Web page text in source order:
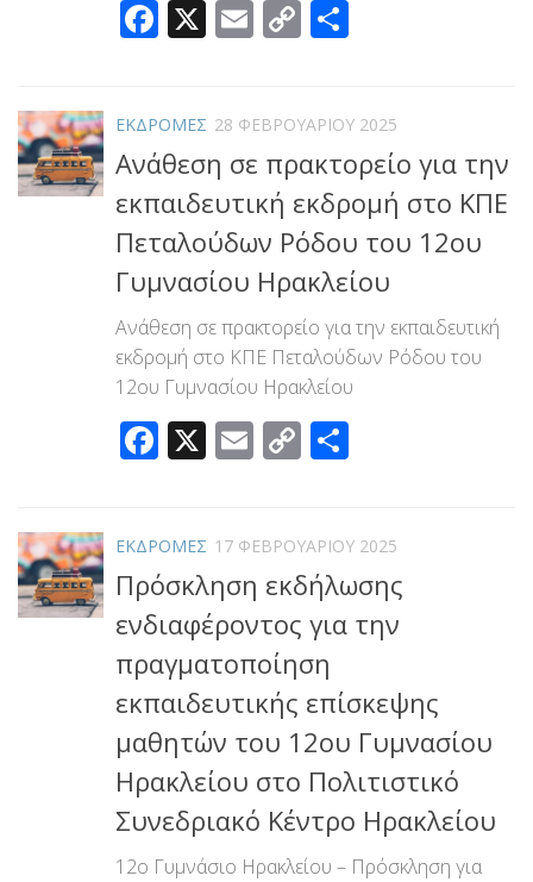
Facebook
X Email
Copy
ΕΚΔΡΟΜΕΣ 28 ΦΕΒΡΟΥΑΡΊΟΥ 2025
Ανάθεση σε πρακτορείο για την
εκπαιδευτική εκδρομή στο ΚΠΕ
Πεταλούδων Ρόδου του 12ου
Γυμνασίου Ηρακλείου
Ανάθεση σε πρακτορείο για την εκπαιδευτική
εκδρομή στο ΚΠΕ Πεταλούδων Ρόδου του
12ου Γυμνασίου Ηρακλείου
Facebook
X Email
Copy
ΕΚΔΡΟΜΕΣ 17 ΦΕΒΡΟΥΑΡΊΟΥ 2025
Πρόσκληση εκδήλωσης
ενδιαφέροντος για την
πραγματοποίηση
εκπαιδευτικής επίσκεψης
μαθητών του 12ου Γυμνασίου
Ηρακλείου στο Πολιτιστικό
Συνεδριακό Κέντρο Ηρακλείου
12ο Γυμνάσιο Ηρακλείου – Πρόσκληση για